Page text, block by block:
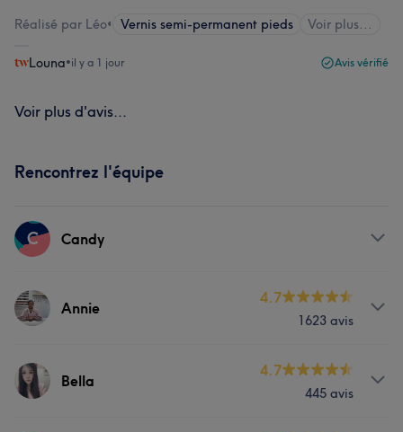
Réalisé par Léo• Vernis semi-permanent pieds Voir plus...
Louna•il y a 1 jour Avis vérifié
Voir plus d'avis...
Rencontrez l'équipe
C Candy
Prestations
Annie
4.7
1623 avis
Prestations
Bella
4.7
445 avis